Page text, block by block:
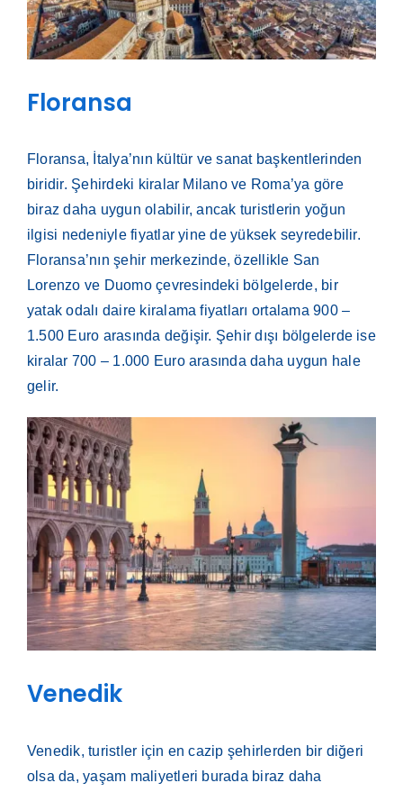
Floransa
Floransa, İtalya’nın kültür ve sanat başkentlerinden
biridir. Şehirdeki kiralar Milano ve Roma’ya göre
biraz daha uygun olabilir, ancak turistlerin yoğun
ilgisi nedeniyle fiyatlar yine de yüksek seyredebilir.
Floransa’nın şehir merkezinde, özellikle San
Lorenzo ve Duomo çevresindeki bölgelerde, bir
yatak odalı daire kiralama fiyatları ortalama 900 –
1.500 Euro arasında değişir. Şehir dışı bölgelerde ise
kiralar 700 – 1.000 Euro arasında daha uygun hale
gelir.
Venedik
Venedik, turistler için en cazip şehirlerden bir diğeri
olsa da, yaşam maliyetleri burada biraz daha